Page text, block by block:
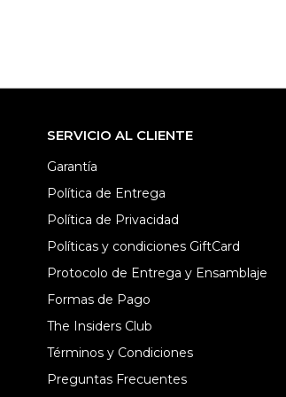
SERVICIO AL CLIENTE
Garantía
Política de Entrega
Política de Privacidad
Políticas y condiciones GiftCard
Protocolo de Entrega y Ensamblaje
Formas de Pago
The Insiders Club
Términos y Condiciones
Preguntas Frecuentes